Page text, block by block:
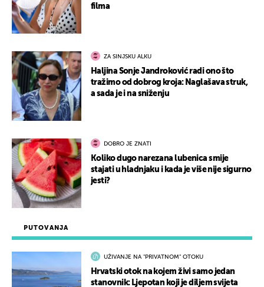
PUTOVANJA
UŽIVANJE NA "PRIVATNOM" OTOKU
Hrvatski otok na kojem živi samo jedan
stanovnik: Ljepotan koji je diljem svijeta
filma
ZA SINJSKU ALKU
Haljina Sonje Jandroković radi ono što
tražimo od dobrog kroja: Naglašava struk,
a sada je i na sniženju
DOBRO JE ZNATI
Koliko dugo narezana lubenica smije
stajati u hladnjaku i kada je više nije sigurno
jesti?